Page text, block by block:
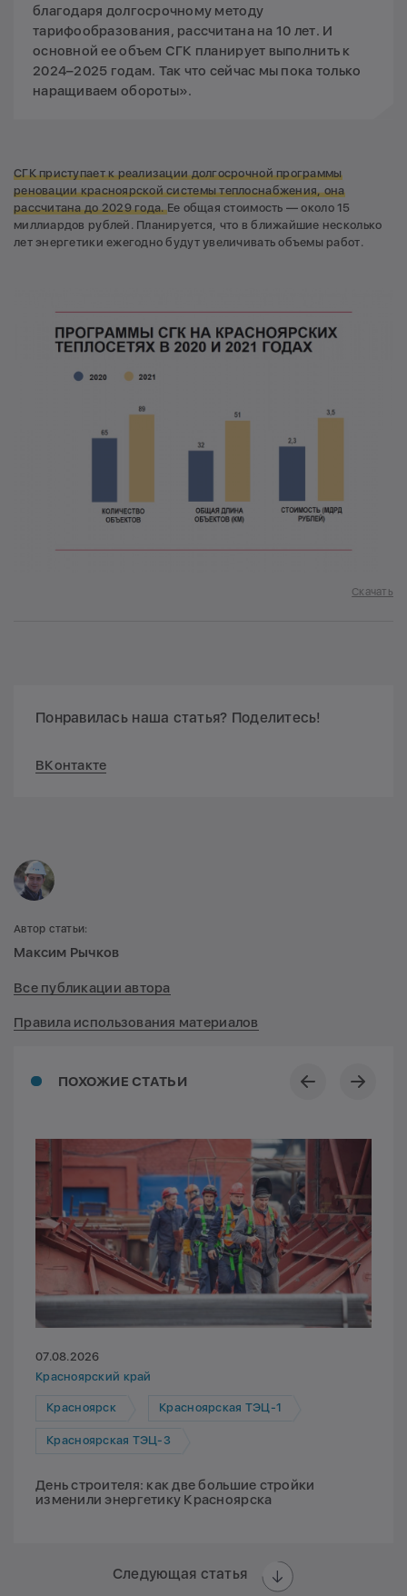
благодаря долгосрочному методу
тарифообразования, рассчитана на 10 лет. И
основной ее объем СГК планирует выполнить к
2024–2025 годам. Так что сейчас мы пока только
наращиваем обороты».
СГК приступает к реализации долгосрочной программы
реновации красноярской системы теплоснабжения, она
рассчитана до 2029 года.Ее общая стоимость — около 15
миллиардов рублей. Планируется, что в ближайшие несколько
лет энергетики ежегодно будут увеличивать объемы работ.
Скачать
Понравилась наша статья? Поделитесь!
ВКонтакте
ПОХОЖИЕ СТАТЬИ
07.08.2026
Красноярский край
Красноярск Красноярская ТЭЦ-1
Красноярская ТЭЦ-3
День строителя: как две большие стройки
изменили энергетику Красноярска
Следующая статья
Автор статьи:
Максим Рычков
Все публикации автора
Правила использования материалов